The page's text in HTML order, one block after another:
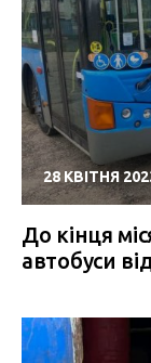
28 КВІТНЯ
До кінця
автобуси